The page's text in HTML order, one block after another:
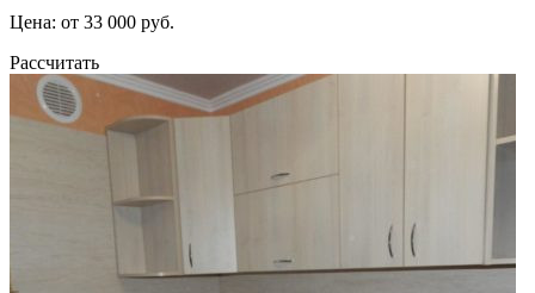
Цена: от 33 000 руб.
Рассчитать